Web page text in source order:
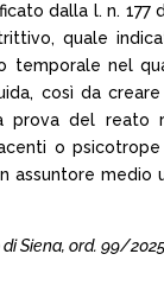
dalla l. n. 177
quale
temporale nel
così da
prova del reato
o
medio
Siena, ord. 99/